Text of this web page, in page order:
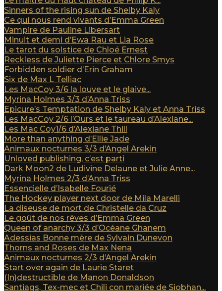
Sinners of the rising sun de Shelby Kaly
Ce qui nous rend vivants d’Emma Green
Vampire de Pauline Libersart
Minuit et demi d’Ewa Rau et Lia Rose
Le tarot du solstice de Chloé Ernest
Reckless de Juliette Pierce et Chlore Smys
Forbidden soldier d’Erin Graham
Six de Max L Telliac
Les MacCoy 3/6 la louve et le glaive...
Myrina Holmes 3/3 d’Anna Triss
Epicure’s Temptation de Shelby Kaly et Anna Triss
Les MacCoy 2/6 l’Ours et le taureau d’Alexiane...
Les Mac Coy1/6 d’Alexiane Thill
More than anything d’Ellie Jade
Animaux nocturnes 3/3 d’Angel Arekin
Unloved publishing, c’est parti
Dark Moon2 de Ludivine Delaune et Julie Anne...
Myrina Holmes 2/3 d’Anna Triss
Essencielle d’Isabelle Fourié
The Hockey player next door de Mila Marelli
La diseuse de mort de Christelle da Cruz
Le goût de nos rêves d’Emma Green
Queen of anarchy 3/3 d’Océane Ghanem
Adessias Bonne mère de Sylvain Dunevon
Thorns and Roses de Max Nena
Animaux nocturnes 2/3 d’Angel Arekin
Start over again de Laurie Staret
(In)destructible de Manon Donaldson
Santiags, Tex-mec et Chili con mariée de Siobhan...